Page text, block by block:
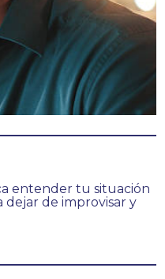
entender tu situación
dejar de improvisar y